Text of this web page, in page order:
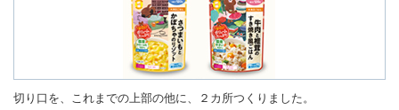
切り口を、これまでの上部の他に、２カ所つくりました。